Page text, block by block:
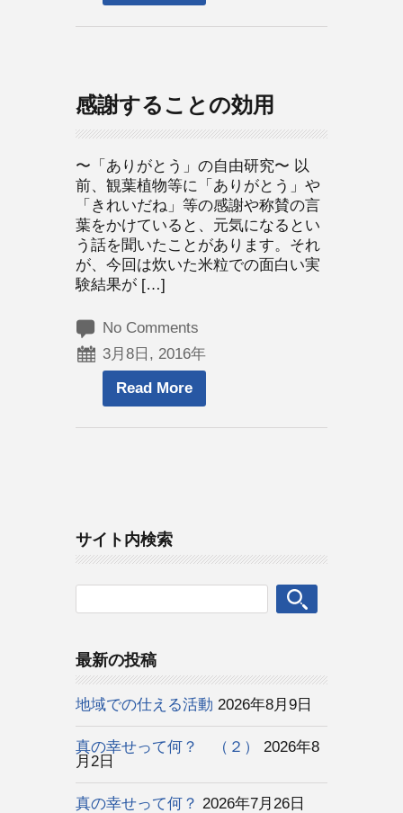
感謝することの効用
〜「ありがとう」の自由研究〜 以
前、観葉植物等に「ありがとう」や
「きれいだね」等の感謝や称賛の言
葉をかけていると、元気になるとい
う話を聞いたことがあります。それ
が、今回は炊いた米粒での面白い実
験結果が […]
No Comments
3月8日, 2016年
Read More
サイト内検索
最新の投稿
地域での仕える活動 2026年8月9日
真の幸せって何？ （２）
2026年8
月2日
真の幸せって何？ 2026年7月26日